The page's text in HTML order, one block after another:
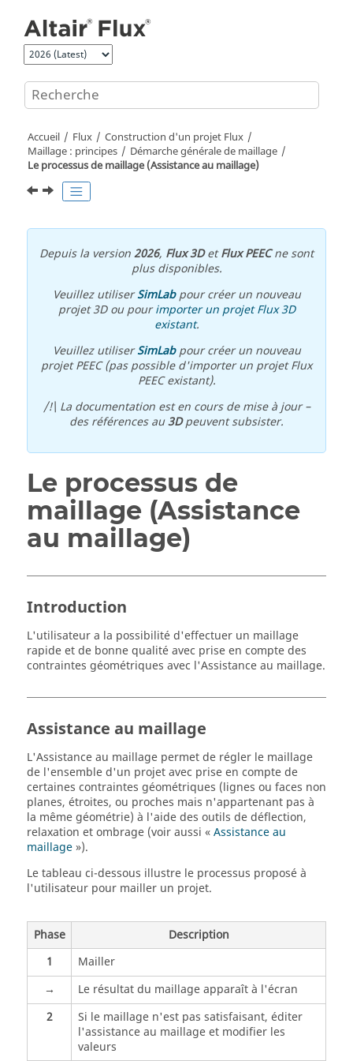
Accueil Flux
Construction d'un projet Flux
Maillage : principes
Démarche générale de maillage
Le processus de maillage (Assistance au maillage)
Depuis la version2026, Flux 3DetFlux PEECne sont
plus disponibles.
Veuillez utiliserSimLabpour créer un nouveau
projet 3D ou pourimporter un projet Flux 3D
existant.
Veuillez utiliserSimLabpour créer un nouveau
projet PEEC (pas possible d'importer un projet Flux
PEEC existant).
/!\ La documentation est en cours de mise à jour –
des références au3Dpeuvent subsister.
Le processus de
maillage (Assistance
au maillage)
Introduction
L'utilisateur a la possibilité d'effectuer un maillage
rapide et de bonne qualité avec prise en compte des
contraintes géométriques avec l'Assistance au maillage.
Assistance au maillage
L'Assistance au maillage permet de régler le maillage
de l'ensemble d'un projet avec prise en compte de
certaines contraintes géométriques (lignes ou faces non
planes, étroites, ou proches mais n'appartenant pas à
la même géométrie) à l'aide des outils de déflection,
relaxation et ombrage (voir aussi «Assistance au
maillage»).
Le tableau ci-dessous illustre le processus proposé à
l'utilisateur pour mailler un projet.
Phase
Description
1
Mailler
→
Le résultat du maillage apparaît à l'écran
2
Si le maillage n'est pas satisfaisant, éditer
l'assistance au maillage et modifier les
valeurs